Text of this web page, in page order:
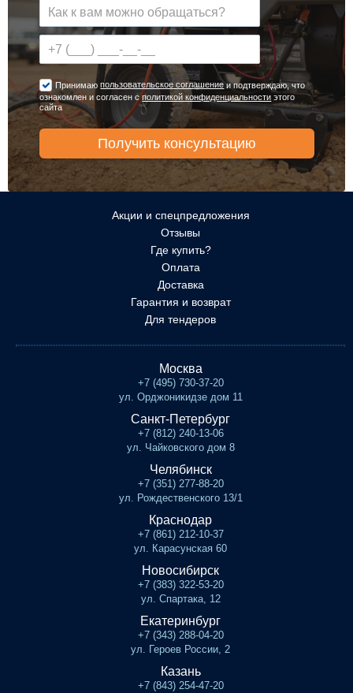
Принимаюпользовательское соглашениеи подтверждаю, что
ознакомлен и согласен сполитикой конфиденциальности этого
сайта
Акции и спецпредложения
Отзывы
Где купить?
Оплата
Доставка
Гарантия и возврат
Для тендеров
Москва
+7 (495) 730-37-20
ул. Орджоникидзе дом 11
Санкт-Петербург
+7 (812) 240-13-06
ул. Чайковского дом 8
Челябинск
+7 (351) 277-88-20
ул. Рождественского 13/1
Краснодар
+7 (861) 212-10-37
ул. Карасунская 60
Новосибирск
+7 (383) 322-53-20
ул. Спартака, 12
Екатеринбург
+7 (343) 288-04-20
ул. Героев России, 2
Казань
+7 (843) 254-47-20